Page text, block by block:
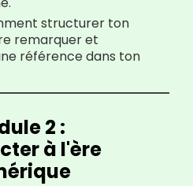
structurer ton
remarquer et
référence dans ton
2 :
à l'ère